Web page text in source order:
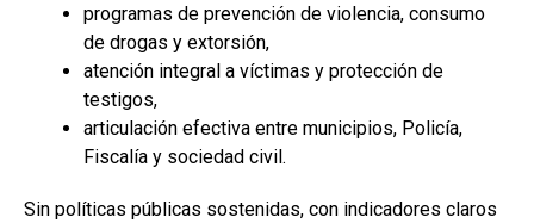
programas de prevención de violencia, consumo
de drogas y extorsión,
atención integral a víctimas y protección de
testigos,
articulación efectiva entre municipios, Policía,
Fiscalía y sociedad civil.
Sin políticas públicas sostenidas, con indicadores claros